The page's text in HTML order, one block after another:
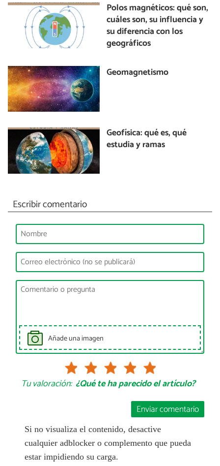
Polos magnéticos: qué son,
cuáles son, su influencia y
su diferencia con los
geográficos
Geomagnetismo
Geofísica: qué es, qué
estudia y ramas
Escribir comentario
Añade una imagen
Tu valoración: ¿Qué te ha parecido el artículo?
Enviar comentario
Si no visualiza el contenido, desactive
cualquier adblocker o complemento que pueda
estar impidiendo su carga.